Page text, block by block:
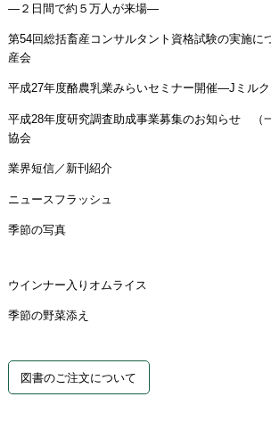
―２日間で約５万人が来場―
第54回総括畜産コンサルタント資格試験の実施
産会
平成27年度酪農乳業みらいセミナー開催―Jミルク
平成28年度研究調査助成事業募集のお知らせ （
協会
業界短信／新刊紹介
ニュースフラッシュ
季節の写真
ウインナー入りオムライス
季節の野菜添え
図書のご注文について